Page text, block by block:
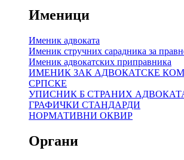
Именици
Именик адвоката
Именик стручних сарадника за
Именик адвокатских приправника
ИМЕНИК ЗАК АДВОКАТСКЕ
СРПСКЕ
УПИСНИК Б СТРАНИХ
ГРАФИЧКИ СТАНДАРДИ
НОРМАТИВНИ ОКВИР
Органи